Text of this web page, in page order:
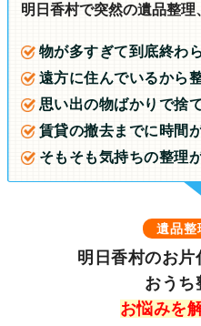
明日香村で突然の遺品整理
物が多すぎて到底終わ
遠方に住んでいるから
思い出の物ばかりで捨
賃貸の撤去までに時間
そもそも気持ちの整理
遺品整
明日香村のお
おうち
お悩みを